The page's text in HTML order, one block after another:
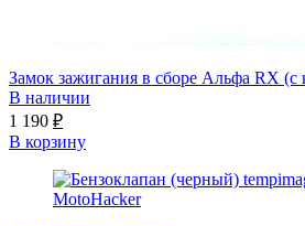
Замок зажигания в сборе Альфа RX
В наличии
1 190 ₽
В корзину